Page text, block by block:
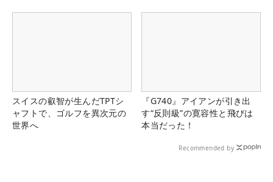
スイスの叡智が生んだTPTシ
ャフトで、ゴルフを異次元の
世界へ
『G740』アイアンが引き出
す“反則級”の寛容性と飛びは
本当だった！
Recommended by